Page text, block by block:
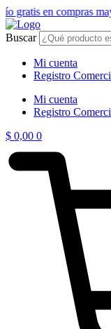
Ir
al
contenido
gratis en compras
Buscar
Mi cuenta
Registro
Mi cuenta
Registro
$ 0,00 0